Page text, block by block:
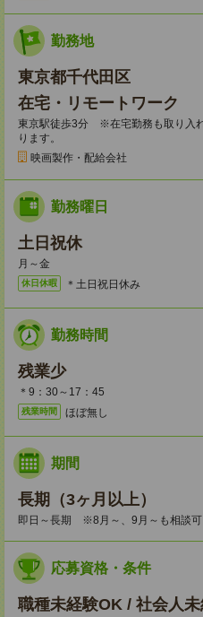
勤務地
東京都千代田区
在宅・リモートワーク
東京駅徒歩3分 ※在宅勤務も取り入
ります。
映画製作・配給会社
勤務曜日
土日祝休
月～金
休日休暇 ＊土日祝日休み
勤務時間
残業少
＊9：30～17：45
残業時間 ほぼ無し
期間
長期（3ヶ月以上）
即日～長期 ※8月～、9月～も相談可
応募資格・条件
職種未経験OK / 社会人